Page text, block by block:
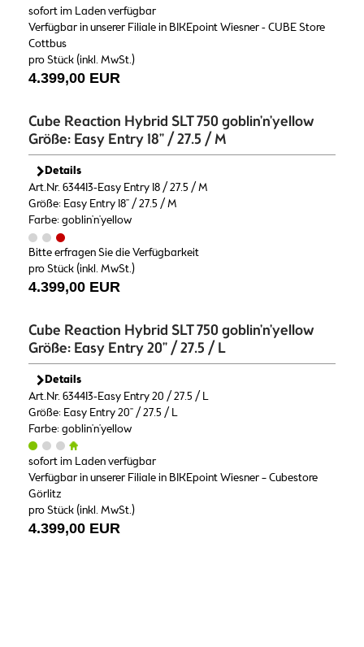
sofort im Laden verfügbar
Verfügbar in unserer Filiale in BIKEpoint Wiesner - CUBE Store
Cottbus
pro Stück (inkl. MwSt.)
4.399,00 EUR
Cube Reaction Hybrid SLT 750 goblin'n'yellow
Größe: Easy Entry 18" / 27.5 / M
Details
Art.Nr. 634413-Easy Entry 18 / 27.5 / M
Größe: Easy Entry 18" / 27.5 / M
Farbe: goblin'n'yellow
Bitte erfragen Sie die Verfügbarkeit
pro Stück (inkl. MwSt.)
4.399,00 EUR
Cube Reaction Hybrid SLT 750 goblin'n'yellow
Größe: Easy Entry 20" / 27.5 / L
Details
Art.Nr. 634413-Easy Entry 20 / 27.5 / L
Größe: Easy Entry 20" / 27.5 / L
Farbe: goblin'n'yellow
sofort im Laden verfügbar
Verfügbar in unserer Filiale in BIKEpoint Wiesner – Cubestore
Görlitz
pro Stück (inkl. MwSt.)
4.399,00 EUR